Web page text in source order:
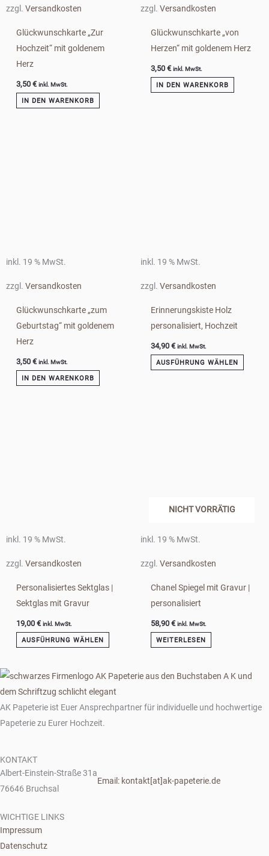
zzgl. Versandkosten
Glückwunschkarte „Zur
Hochzeit“ mit goldenem
Herz
3,50 € inkl. MwSt.
IN DEN WARENKORB
zzgl. Versandkosten
Glückwunschkarte „von
Herzen“ mit goldenem Herz
3,50 € inkl. MwSt.
IN DEN WARENKORB
inkl. 19 % MwSt.
zzgl. Versandkosten
Glückwunschkarte „zum
Geburtstag“ mit goldenem
Herz
3,50 € inkl. MwSt.
IN DEN WARENKORB
inkl. 19 % MwSt.
zzgl. Versandkosten
Erinnerungskiste Holz
personalisiert, Hochzeit
34,90 € inkl. MwSt.
AUSFÜHRUNG WÄHLEN
inkl. 19 % MwSt.
zzgl. Versandkosten
Personalisiertes Sektglas |
Sektglas mit Gravur
19,00 € inkl. MwSt.
AUSFÜHRUNG WÄHLEN
NICHT VORRÄTIG
inkl. 19 % MwSt.
zzgl. Versandkosten
Chanel Spiegel mit Gravur |
personalisiert
58,90 € inkl. MwSt.
WEITERLESEN
AK Papeterie ist Euer Ansprechpartner für individuelle und hochwertige
Papeterie zu Eurer Hochzeit.
KONTAKT
Albert-Einstein-Straße 31a
76646 Bruchsal
Email: kontakt[at]ak-papeterie.de
WICHTIGE LINKS
Impressum
Datenschutz